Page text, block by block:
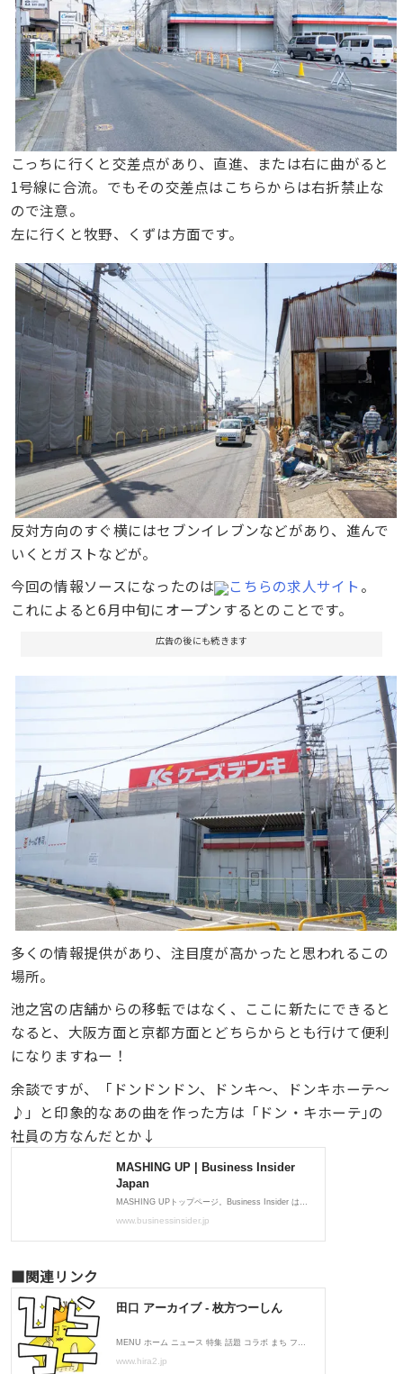
こっちに行くと交差点があり、直進、または右に曲がると
1号線に合流。でもその交差点はこちらからは右折禁止な
ので注意。
左に行くと牧野、くずは方面です。
反対方向のすぐ横にはセブンイレブンなどがあり、進んで
いくとガストなどが。
今回の情報ソースになったのは
こちらの求人サイト 。
これによると6月中旬にオープンするとのことです。
広告の後にも続きます
多くの情報提供があり、注目度が高かったと思われるこの
場所。
池之宮の店舗からの移転ではなく、ここに新たにできると
なると、大阪方面と京都方面とどちらからとも行けて便利
になりますねー！
余談ですが、「ドンドンドン、ドンキ～、ドンキホーテ～
♪」と印象的なあの曲を作った方は「ドン・キホーテ｣の
社員の方なんだとか↓
■関連リンク